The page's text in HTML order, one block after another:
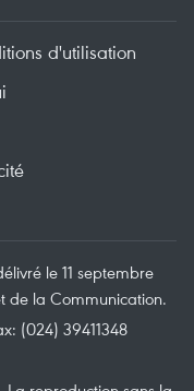
d'utilisation
le 11 septembre
de la Communication.
(024) 39411348